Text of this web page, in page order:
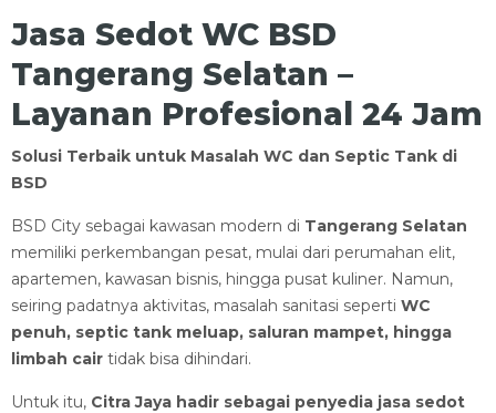
Jasa Sedot WC BSD
Tangerang Selatan –
Layanan Profesional 24 Jam
Solusi Terbaik untuk Masalah WC dan Septic Tank di
BSD
BSD City sebagai kawasan modern di Tangerang Selatan
memiliki perkembangan pesat, mulai dari perumahan elit,
apartemen, kawasan bisnis, hingga pusat kuliner. Namun,
seiring padatnya aktivitas, masalah sanitasi seperti WC
penuh, septic tank meluap, saluran mampet, hingga
limbah cair tidak bisa dihindari.
Untuk itu, Citra Jaya hadir sebagai penyedia jasa sedot